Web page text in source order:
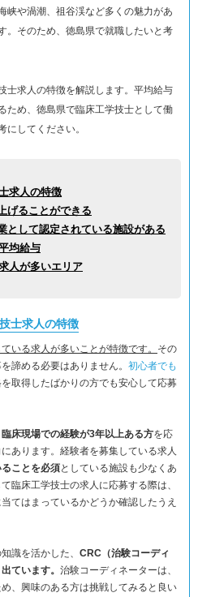
峡や渦潮、祖谷渓など多くの魅力があ
。そのため、徳島県で就職したいと考
士求人の特徴を解説します。平均給与
ため、徳島県で臨床工学技士として働
にしてください。
求人の特徴
げることができる
として認定されている施設がある
均給与
人が多いエリア
士求人の特徴
いる求人が多いことが特徴です。 その
諦める必要はありません。 初心者でも
取得したばかりの方でも安心して応募
臨床現場での経験が3年以上ある方を応
あります。経験者を募集している求人
ことを必須としている施設も少なくあ
臨床工学技士の求人に応募する際は、
てはまっているかどうか確認したうえ
識を活かした、 CRC（治験コーディ
ています。 治験コーディネーターは、
、興味のある方は挑戦してみると良い